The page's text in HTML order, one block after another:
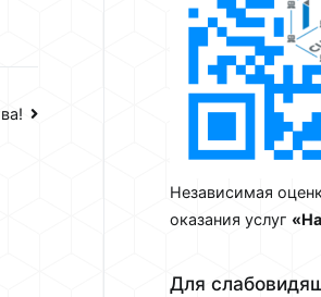
Независимая
оказания услуг
Для